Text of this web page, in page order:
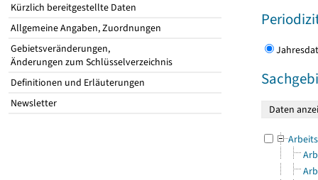
Kürzlich bereitgestellte Daten
Allgemeine Angaben, Zuordnungen
Gebietsveränderungen,
Änderungen zum Schlüsselverzeichnis
Definitionen und Erläuterungen
Newsletter